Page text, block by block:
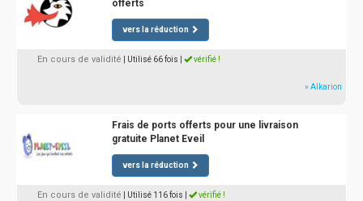
offerts
vers la réduction
En cours de validité | Utilisé 66 fois vérifié !
» Alkarion
Frais de ports offerts pour une livraison
gratuite Planet Eveil
vers la réduction
En cours de validité | Utilisé 116 fois vérifié !